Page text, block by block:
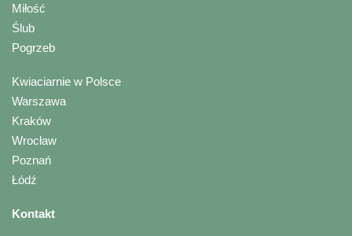
Miłość
Ślub
Pogrzeb
Kwiaciarnie w Polsce
Warszawa
Kraków
Wrocław
Poznań
Łódź
Kontakt